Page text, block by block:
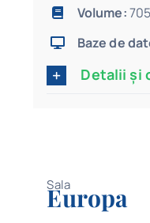
Volume:705
Baze de
Detalii și
Sala
Europa